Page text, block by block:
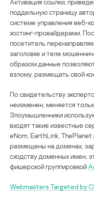
поддельную страницу
системе управления веб-
хостинг-провайдерами.
посетитель
заголовке и теле
образом данные
взлому, размещать свой
По свидетельству
неизменен, меняется
Злоумышленники
входят такие известные
eNom, EarthLink,
размещены на доменах,
сходству доменных имен,
фишерской группировкой
Webmasters Targeted by